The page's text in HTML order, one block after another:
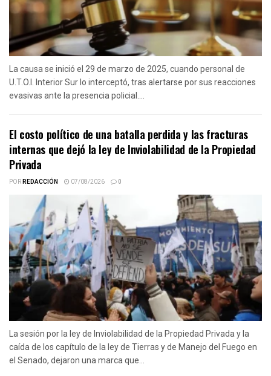
La causa se inició el 29 de marzo de 2025, cuando personal de
U.T.O.I. Interior Sur lo interceptó, tras alertarse por sus reacciones
evasivas ante la presencia policial....
El costo político de una batalla perdida y las fracturas
internas que dejó la ley de Inviolabilidad de la Propiedad
Privada
PORREDACCIÓN 07/08/2026 0
La sesión por la ley de Inviolabilidad de la Propiedad Privada y la
caída de los capítulo de la ley de Tierras y de Manejo del Fuego en
el Senado, dejaron una marca que...